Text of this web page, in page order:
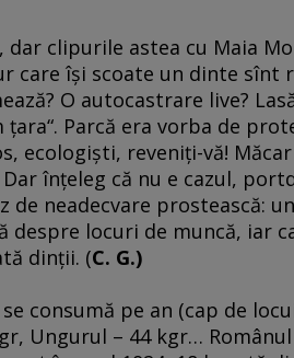
dar clipurile astea cu Maia
care îşi scoate un dinte sînt
O autocastrare live?
Parcă era vorba de
ecologişti, reveniţi-vă!
înţeleg că nu e cazul,
de neadecvare prostească:
despre locuri de muncă, iar
dinţii. (C. G.)
consumă pe an (cap de
Ungurul – 44 kgr… Românul